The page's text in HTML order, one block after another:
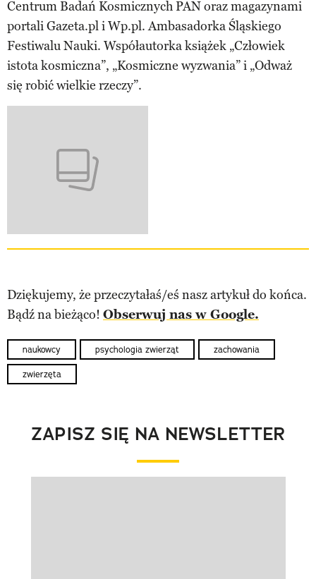
Centrum Badań Kosmicznych PAN oraz magazynami
portali Gazeta.pl i Wp.pl. Ambasadorka Śląskiego
Festiwalu Nauki. Współautorka książek „Człowiek
istota kosmiczna”, „Kosmiczne wyzwania” i „Odważ
się robić wielkie rzeczy”.
Dziękujemy, że przeczytałaś/eś nasz artykuł do końca.
Bądź na bieżąco! Obserwuj nas w Google.
naukowcy psychologia zwierząt zachowania
zwierzęta
ZAPISZ SIĘ NA NEWSLETTER